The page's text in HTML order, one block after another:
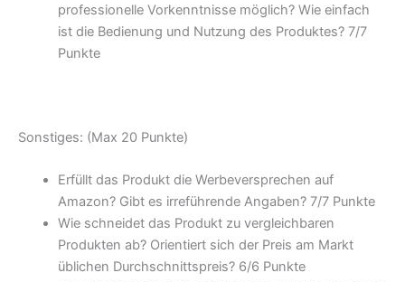
professionelle Vorkenntnisse möglich? Wie einfach
ist die Bedienung und Nutzung des Produktes? 7/7
Punkte
Sonstiges: (Max 20 Punkte)
Erfüllt das Produkt die Werbeversprechen auf
Amazon? Gibt es irreführende Angaben? 7/7 Punkte
Wie schneidet das Produkt zu vergleichbaren
Produkten ab? Orientiert sich der Preis am Markt
üblichen Durchschnittspreis? 6/6 Punkte